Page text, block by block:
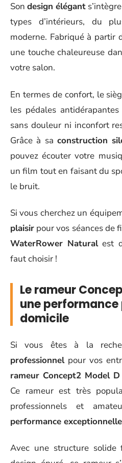
Sondesign élégant
types d’intérieurs, du
moderne. Fabriqué à partir
une touche chaleureuse
votre salon.
En termes de confort, le
les pédales
sans douleur ni inconfort
Grâce à sa construction
pouvez écouter votre
un film tout en faisant du
le bruit.
Si vous cherchez un
plaisir pour vos séances de
WaterRower Naturalest
faut choisir !
Le rameur
une
domicile
Si vous êtes à la
professionnelpour vos
rameur Concept2 Model D
Ce rameur est très
professionnels et
performance exceptionnelle
Avec une structure solide